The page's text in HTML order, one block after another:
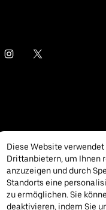
Inc.
Diese Website
Drittanbietern, um Ihnen
anzuzeigen und durch
Standorts eine
zu ermöglichen. Sie
deaktivieren, indem Sie